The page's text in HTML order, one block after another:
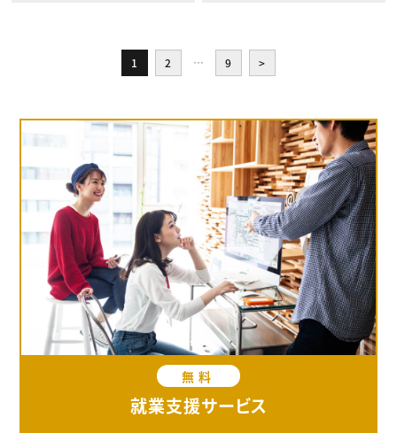
1 2 … 9 >
無料
就業支援サービス